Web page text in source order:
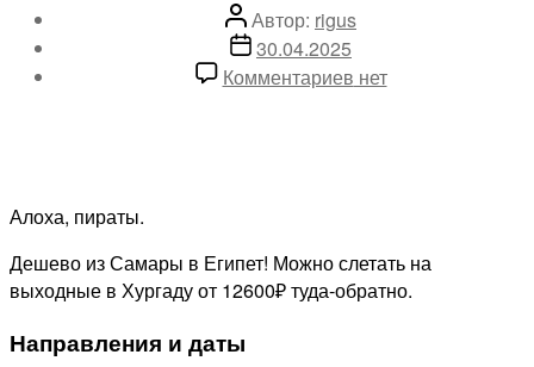
Автор
записи
Автор: rigus
Дата
записи
30.04.2025
Комментариевк
Самары
в
нет
Алоха, пираты.
Дешево из Самары в Египет! Можно слетать на
выходные в Хургаду от 12600₽ туда-обратно.
Направления и даты